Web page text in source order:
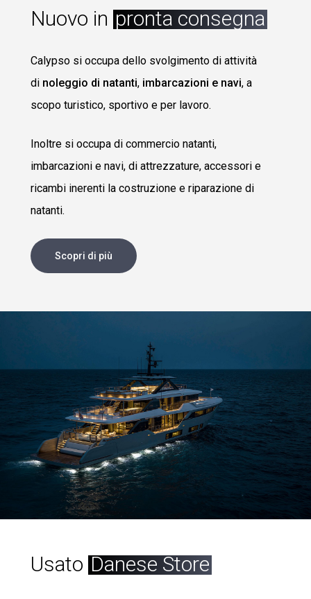
Nuovo in pronta consegna
Calypso si occupa dello svolgimento di attività
di noleggio di natanti, imbarcazioni e navi, a
scopo turistico, sportivo e per lavoro.
Inoltre si occupa di commercio natanti,
imbarcazioni e navi, di attrezzature, accessori e
ricambi inerenti la costruzione e riparazione di
natanti.
Scopri di più
Usato Danese Store